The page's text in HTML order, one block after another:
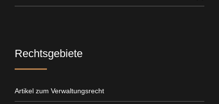
Rechtsgebiete
Artikel zum Verwaltungsrecht